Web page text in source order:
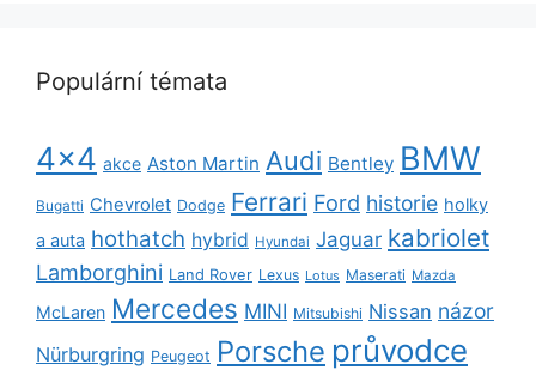
Populární témata
4x4 akce Aston Martin Audi Bentley BMW
Bugatti Chevrolet Dodge Ferrari Ford historie holky
a auta hothatch hybrid Hyundai Jaguar kabriolet
Lamborghini Land Rover Lexus Lotus Maserati Mazda
McLaren Mercedes MINI Mitsubishi Nissan názor
Nürburgring Peugeot Porsche průvodce